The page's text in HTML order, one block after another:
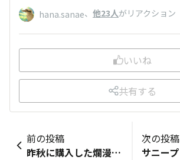
hana.sanae、 他23人がリアクション
いいね
共有する
前の投稿
昨秋に購入した爛漫なでしこにやっと花が咲き始めました。一昨年のミーテも失敗したしなぁと諦めておりました 嬉しい☺️
次の投稿